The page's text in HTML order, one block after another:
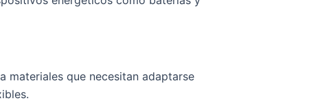
materiales que necesitan adaptarse